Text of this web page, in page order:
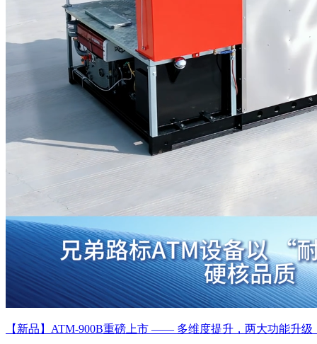
【新品】ATM-900B重磅上市 —— 多维度提升，两大功能升级